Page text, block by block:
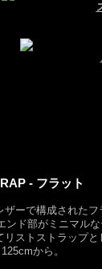
- フラット
ーで構成されたフ
ド部がミニマルな
ストストラップと
から。